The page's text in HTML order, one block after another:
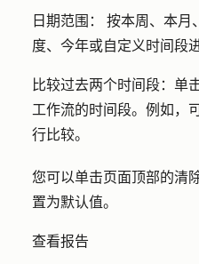
日期范围 ： 按本周、本月
度、今年或自定义时间段
比较过去两个时间段： 单
工作流的时间段。例如，
行比较。
您可以单击页面顶部的清
置为默认值。
查看报告